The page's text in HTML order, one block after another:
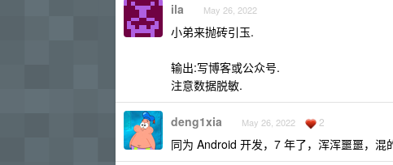
ila May 26, 2022
小弟来抛砖引玉.
输出:写博客或公众号.
注意数据脱敏.
deng1xia May 26, 2022 2
同为 Android 开发，7 年了，浑浑噩噩，